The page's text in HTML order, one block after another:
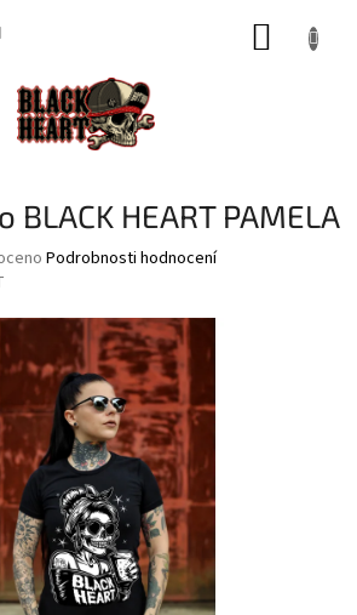
BLACK HEART PAMELA
Podrobnosti hodnocení